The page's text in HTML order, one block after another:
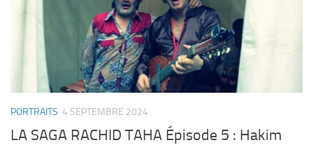
PORTRAITS 4 SEPTEMBRE 2024
LA SAGA RACHID TAHA Épisode 5 : Hakim